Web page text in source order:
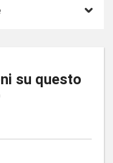
su questo